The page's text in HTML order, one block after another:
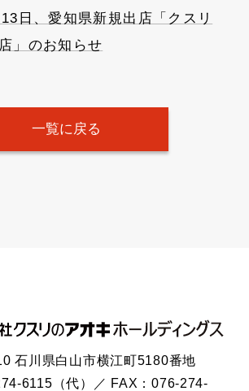
日、愛知県新規出店「クスリ
」のお知らせ
一覧に戻る
石川県白山市横江町5180番地
6115（代）／ FAX：076-274-